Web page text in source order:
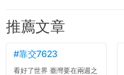
推薦文章
#靠交7623
看好了世界 臺灣要在兩週之